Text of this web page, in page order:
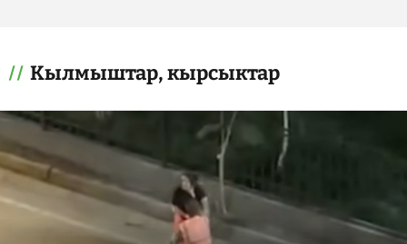
Кылмыштар, кырсыктар